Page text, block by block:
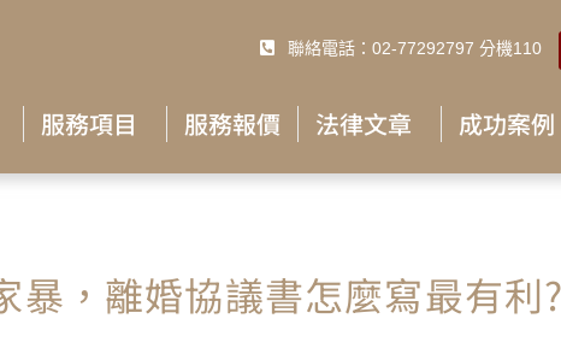
聯絡電話：02-77292797 分機110
服務項目 服務報價 法律文章 成功案例
暴，離婚協議書怎麼寫最有利?